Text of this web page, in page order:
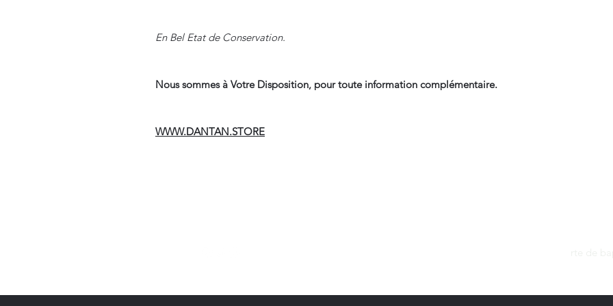
En Bel Etat de Conservation.
Nous sommes à Votre Disposition, pour toute information complémentaire.
WWW.DANTAN.STORE